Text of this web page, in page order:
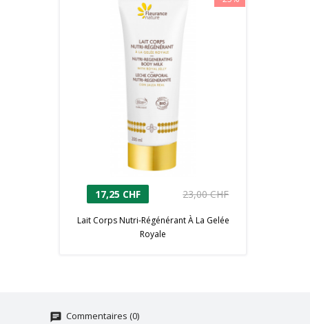
17,25 CHF 23,00 CHF
Lait Corps Nutri-Régénérant À La Gelée
Royale
chat Commentaires (0)